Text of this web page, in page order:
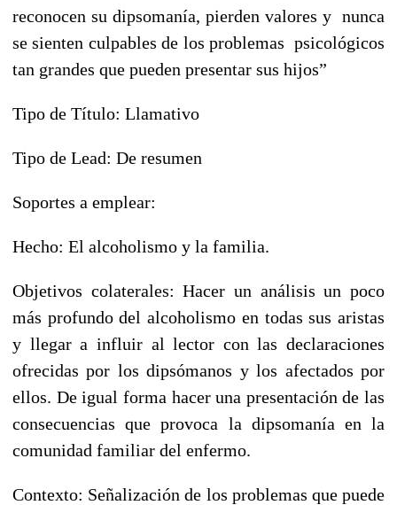
reconocen su dipsomanía, pierden valores y nunca
se sienten culpables de los problemas psicológicos
tan grandes que pueden presentar sus hijos”
Tipo de Título: Llamativo
Tipo de Lead: De resumen
Soportes a emplear:
Hecho: El alcoholismo y la familia.
Objetivos colaterales: Hacer un análisis un poco
más profundo del alcoholismo en todas sus aristas
y llegar a influir al lector con las declaraciones
ofrecidas por los dipsómanos y los afectados por
ellos. De igual forma hacer una presentación de las
consecuencias que provoca la dipsomanía en la
comunidad familiar del enfermo.
Contexto: Señalización de los problemas que puede